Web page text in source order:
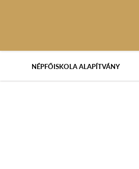
NÉPFŐISKOLA ALAPÍTVÁNY